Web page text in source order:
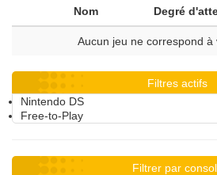
Nom Degré
Aucun jeu ne correspond à
Filtres actifs
Nintendo DS
Free-to-Play
Filtrer par